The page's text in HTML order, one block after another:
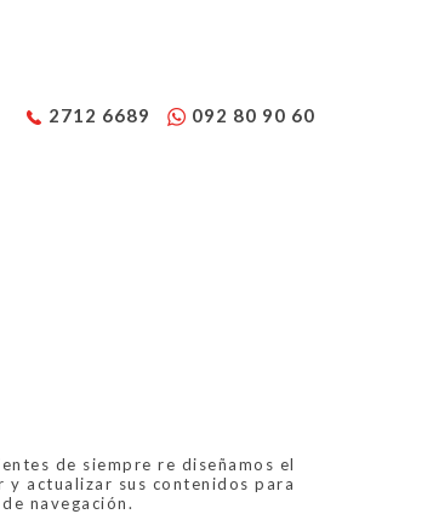
2712 6689 092 80 90 60
de siempre re diseñamos el
actualizar sus contenidos para
navegación.